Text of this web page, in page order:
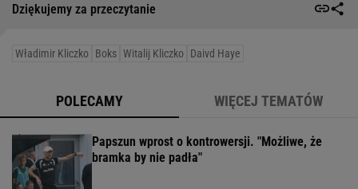
Dziękujemy za przeczytanie
Władimir Kliczko Boks Witalij Kliczko Daivd Haye
POLECAMY WIĘCEJ TEMATÓW
Papszun wprost o kontrowersji. "Możliwe, że
bramka by nie padła"